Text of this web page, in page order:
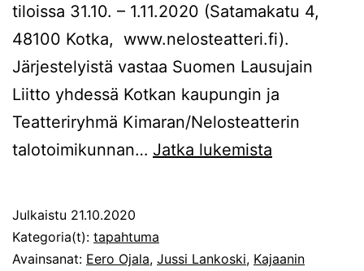
tiloissa 31.10. – 1.11.2020 (Satamakatu 4,
48100 Kotka, www.nelosteatteri.fi).
Järjestelyistä vastaa Suomen Lausujain
Liitto yhdessä Kotkan kaupungin ja
Teatteriryhmä Kimaran/Nelosteatterin
talotoimikunnan… Jatka lukemista
nuorille
Julkaistu 21.10.2020
Kategoria(t): tapahtuma
Avainsanat: Eero Ojala, Jussi Lankoski, Kajaanin